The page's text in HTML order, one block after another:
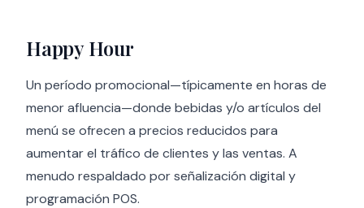
Happy Hour
Un período promocional—típicamente en horas de
menor afluencia—donde bebidas y/o artículos del
menú se ofrecen a precios reducidos para
aumentar el tráfico de clientes y las ventas. A
menudo respaldado por señalización digital y
programación POS.